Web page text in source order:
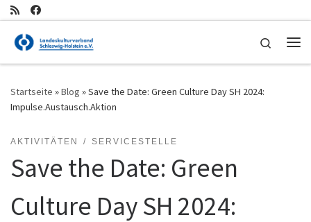
Zum Inhalt springen
Search
Startseite »Blog »Save the Date: Green Culture Day SH 2024:
Impulse.Austausch.Aktion
AKTIVITÄTEN SERVICESTELLE
Save the Date: Green
Culture Day SH 2024: